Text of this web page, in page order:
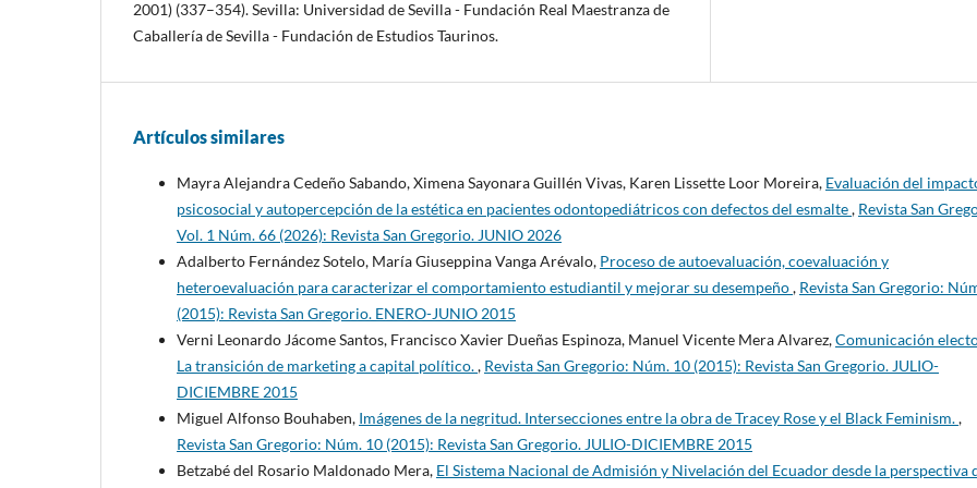
2001) (337–354). Sevilla: Universidad de Sevilla - Fundación Real Maestranza de
Caballería de Sevilla - Fundación de Estudios Taurinos.
Artículos similares
Mayra Alejandra Cedeño Sabando, Ximena Sayonara Guillén Vivas, Karen Lissette Loor Moreira, Evaluación del
psicosocial y autopercepción de la estética en pacientes odontopediátricos con defectos del esmalte, Revista San
Vol. 1 Núm. 66 (2026): Revista San Gregorio. JUNIO 2026
Adalberto Fernández Sotelo, María Giuseppina Vanga Arévalo, Proceso de autoevaluación, coevaluación y
heteroevaluación para caracterizar el comportamiento estudiantil y mejorar su desempeño, Revista San Gregorio:
(2015): Revista San Gregorio. ENERO-JUNIO 2015
Verni Leonardo Jácome Santos, Francisco Xavier Dueñas Espinoza, Manuel Vicente Mera Alvarez,Comunicación
La transición de marketing a capital político., Revista San Gregorio: Núm. 10 (2015): Revista San Gregorio. JULIO-
DICIEMBRE 2015
Miguel Alfonso Bouhaben, Imágenes de la negritud. Intersecciones entre la obra de Tracey Rose y el Black Feminism.,
Revista San Gregorio: Núm. 10 (2015): Revista San Gregorio. JULIO-DICIEMBRE 2015
Betzabé del Rosario Maldonado Mera, El Sistema Nacional de Admisión y Nivelación del Ecuador desde la perspectiva